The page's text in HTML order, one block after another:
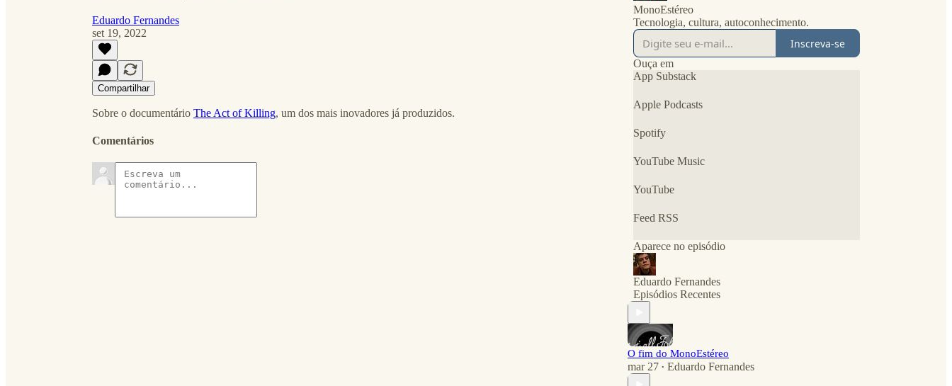
Eduardo Fernandes
set 19, 2022
Compartilhar
Sobre o documentário The Act of Killing, um dos mais inovadores já produzidos.
Comentários
MonoEstéreo
Tecnologia, cultura, autoconhecimento.
Inscreva-se
Ouça em
App Substack
Apple Podcasts
Spotify
YouTube Music
YouTube
Feed RSS
Aparece no episódio
Eduardo Fernandes
Episódios Recentes
O fim do MonoEstéreo
mar 27 • Eduardo Fernandes